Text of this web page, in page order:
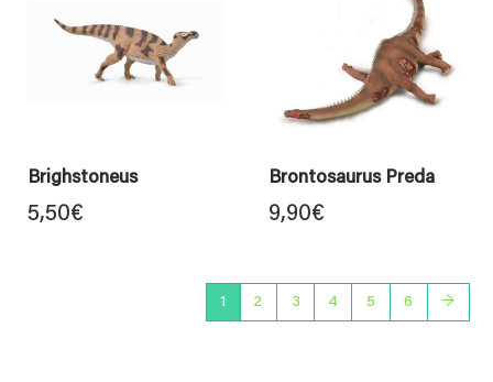
Brighstoneus
5,50€
Brontosaurus Preda
9,90€
1 2 3 4 5 6 →